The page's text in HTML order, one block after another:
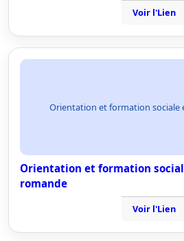
Voir l'Lien
Orientation et formation sociale
Orientation et formation
romande
Voir l'Lien